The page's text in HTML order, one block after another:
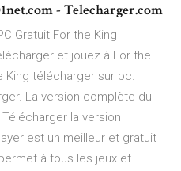
- Telecharger.com
Gratuit For the King
et jouez à For the
King télécharger sur pc.
La version complète du
la version
est un meilleur et gratuit
à tous les jeux et